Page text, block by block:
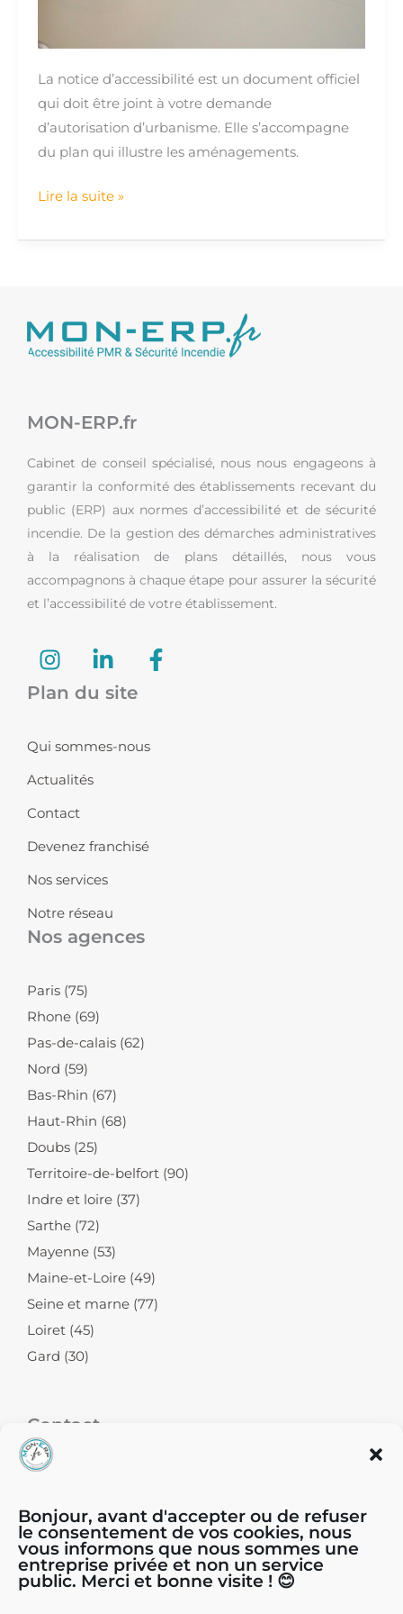
Bonjour, avant d'accepter ou de refuser
le consentement de vos cookies, nous
vous informons que nous sommes une
entreprise privée et non un service
public. Merci et bonne visite ! 😊
La notice d’accessibilité est un document officiel
qui doit être joint à votre demande
d’autorisation d’urbanisme. Elle s’accompagne
du plan qui illustre les aménagements.
Lire la suite »
MON-ERP.fr
Cabinet de conseil spécialisé, nous nous engageons à
garantir la conformité des établissements recevant du
public (ERP) aux normes d’accessibilité et de sécurité
incendie. De la gestion des démarches administratives
à la réalisation de plans détaillés, nous vous
accompagnons à chaque étape pour assurer la sécurité
et l’accessibilité de votre établissement.
I
n
s
a
g
r
a
m
i
n
e
d
i
n
F
a
Plan du site
Qui sommes-nous
Actualités
Contact
Devenez franchisé
Nos services
Notre réseau
Nos agences
Paris (75)
Rhone (69)
Pas-de-calais (62)
Nord (59)
Bas-Rhin (67)
Haut-Rhin (68)
Doubs (25)
Territoire-de-belfort (90)
Indre et loire (37)
Sarthe (72)
Mayenne (53)
Maine-et-Loire (49)
Seine et marne (77)
Loiret (45)
Gard (30)
Contact
04.81.65.44.44